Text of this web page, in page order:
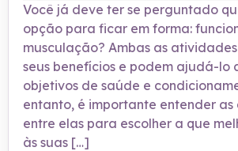
Você já deve ter se perguntado
opção para ficar em forma:
musculação? Ambas as
seus benefícios e podem ajudá-lo
objetivos de saúde e
entanto, é importante entender as
entre elas para escolher a que
às suas […]